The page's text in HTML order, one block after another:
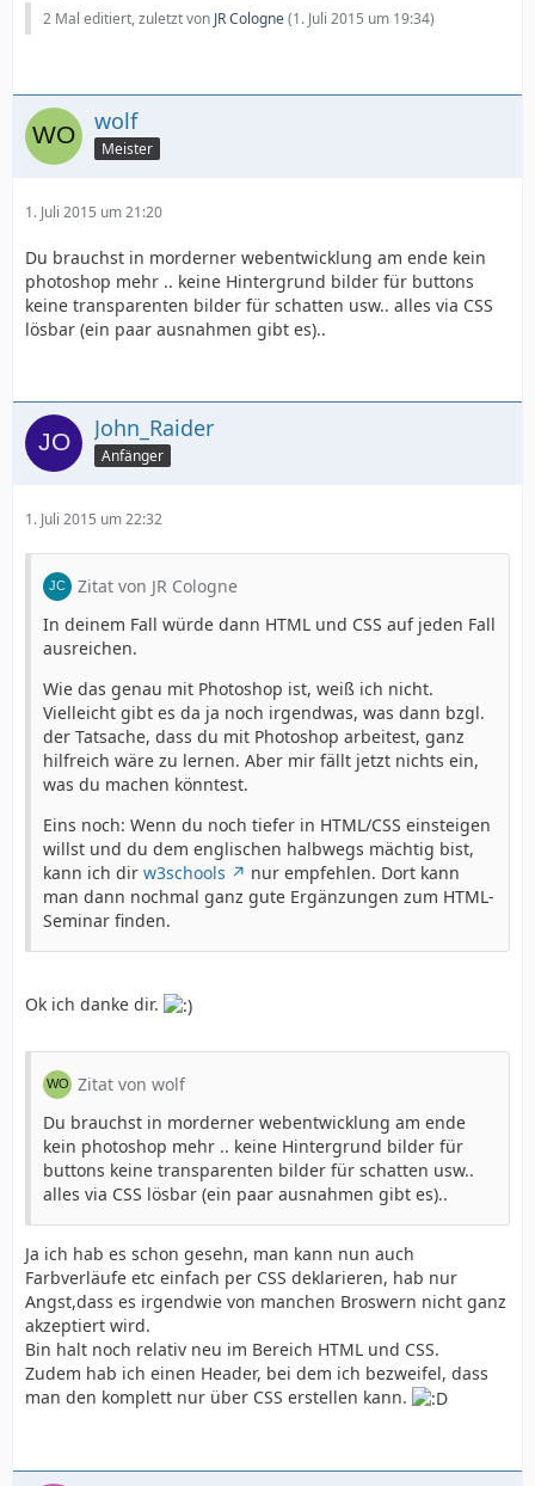
2 Mal editiert, zuletzt von JR Cologne(1. Juli 2015 um 19:34)
wolf
Meister
1. Juli 2015 um 21:20
Du brauchst in morderner webentwicklung am ende kein
photoshop mehr .. keine Hintergrund bilder für buttons
keine transparenten bilder für schatten usw.. alles via CSS
lösbar (ein paar ausnahmen gibt es)..
John_Raider
Anfänger
1. Juli 2015 um 22:32
Zitat von JR Cologne
In deinem Fall würde dann HTML und CSS auf jeden Fall
ausreichen.
Wie das genau mit Photoshop ist, weiß ich nicht.
Vielleicht gibt es da ja noch irgendwas, was dann bzgl.
der Tatsache, dass du mit Photoshop arbeitest, ganz
hilfreich wäre zu lernen. Aber mir fällt jetzt nichts ein,
was du machen könntest.
Eins noch: Wenn du noch tiefer in HTML/CSS einsteigen
willst und du dem englischen halbwegs mächtig bist,
kann ich dir w3schools
nur empfehlen. Dort kann
man dann nochmal ganz gute Ergänzungen zum HTML-
Seminar finden.
Ok ich danke dir.
Zitat von wolf
Du brauchst in morderner webentwicklung am ende
kein photoshop mehr .. keine Hintergrund bilder für
buttons keine transparenten bilder für schatten usw..
alles via CSS lösbar (ein paar ausnahmen gibt es)..
Ja ich hab es schon gesehn, man kann nun auch
Farbverläufe etc einfach per CSS deklarieren, hab nur
Angst,dass es irgendwie von manchen Broswern nicht ganz
akzeptiert wird.
Bin halt noch relativ neu im Bereich HTML und CSS.
Zudem hab ich einen Header, bei dem ich bezweifel, dass
man den komplett nur über CSS erstellen kann.